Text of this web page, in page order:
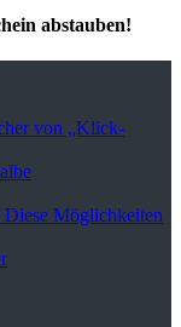
abstauben!
von „Klick-
Diese Möglichkeiten